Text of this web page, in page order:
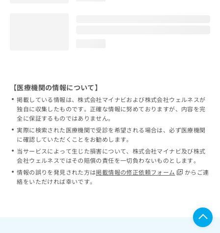
【医療機関の情報について】
掲載している情報は、株式会社マイナビおよび株式会社ウェルネスが
独自に収集したものです。正確な情報に努めておりますが、内容を完
全に保証するものではありません。
実際に検索された医療機関で受診を希望される場合は、必ず医療機関
に確認していただくことをお勧めします。
当サービスによって生じた損害について、株式会社マイナビ及び株式
会社ウェルネスではその賠償の責任を一切負わないものとします。
情報の誤りを発見された方は掲載情報の修正依頼フォーム
からご連
絡をいただければ幸いです。